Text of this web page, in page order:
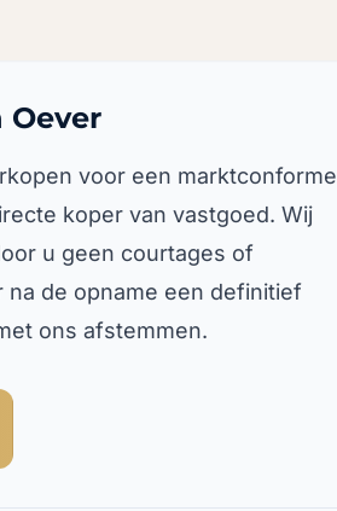
voor een marktconforme
koper van vastgoed. Wij
u geen courtages of
de opname een definitief
ons afstemmen.